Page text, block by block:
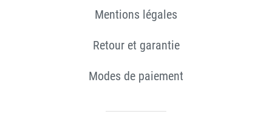
Mentions légales
Retour et garantie
Modes de paiement